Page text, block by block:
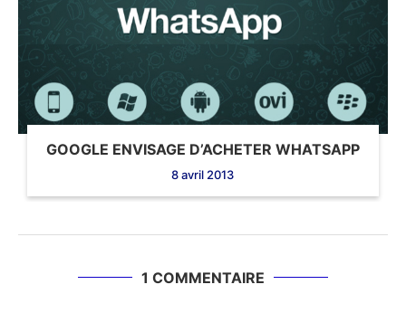
GOOGLE ENVISAGE D’ACHETER WHATSAPP
8 avril 2013
1 COMMENTAIRE